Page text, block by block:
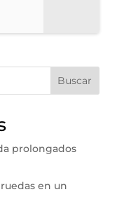
Buscar
prolongados
en un